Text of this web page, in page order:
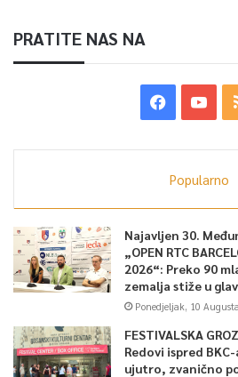
PRATITE NAS NA
Popularno
Najavljen 30.
„OPEN RTC
2026“: Preko 90
zemalja stiže u
Ponedjeljak, 10
FESTIVALSKA
Redovi ispred
ujutro, zvanično